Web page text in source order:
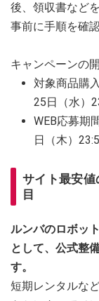
後、領収書など
事前に手順を確
キャンペーンの
対象商品購
25日（水）
WEB応募期
日（木）
サイト最安
目
ルンバのロボッ
として、公式整
す。
短期レンタルな